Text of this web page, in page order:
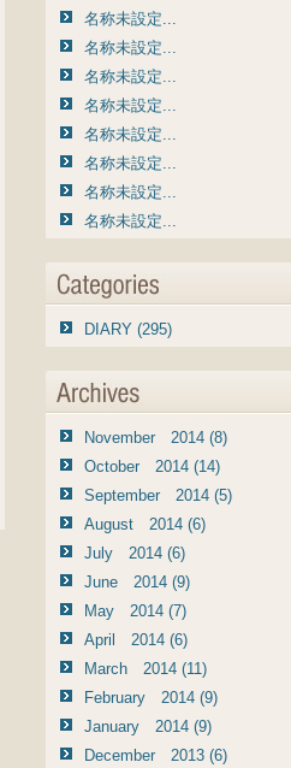
名称未設定...
名称未設定...
名称未設定...
名称未設定...
名称未設定...
名称未設定...
名称未設定...
名称未設定...
DIARY (295)
November 2014 (8)
October 2014 (14)
September 2014 (5)
August 2014 (6)
July 2014 (6)
June 2014 (9)
May 2014 (7)
April 2014 (6)
March 2014 (11)
February 2014 (9)
January 2014 (9)
December 2013 (6)